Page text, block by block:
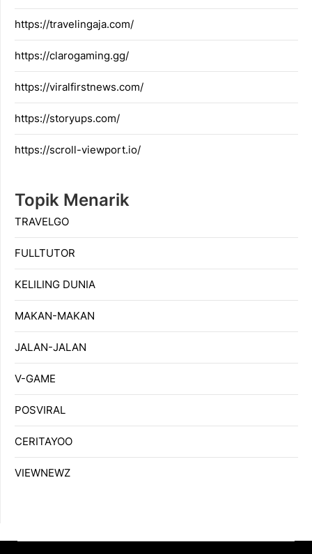
https://travelingaja.com/
https://clarogaming.gg/
https://viralfirstnews.com/
https://storyups.com/
https://scroll-viewport.io/
Topik Menarik
TRAVELGO
FULLTUTOR
KELILING DUNIA
MAKAN-MAKAN
JALAN-JALAN
V-GAME
POSVIRAL
CERITAYOO
VIEWNEWZ